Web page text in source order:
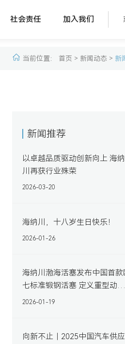
社会责任 加入我们
当前位置：首页 > 新闻动态 > 新
新闻推荐
以卓越品质驱动创新向上 海纳
川再获行业殊荣
2026-03-20
海纳川，十八岁生日快乐！
2026-01-26
海纳川渤海活塞发布中国首款
七标准锻钢活塞 定义重型动力
可靠性新标准
2026-01-19
向新不止｜2025中国汽车供应